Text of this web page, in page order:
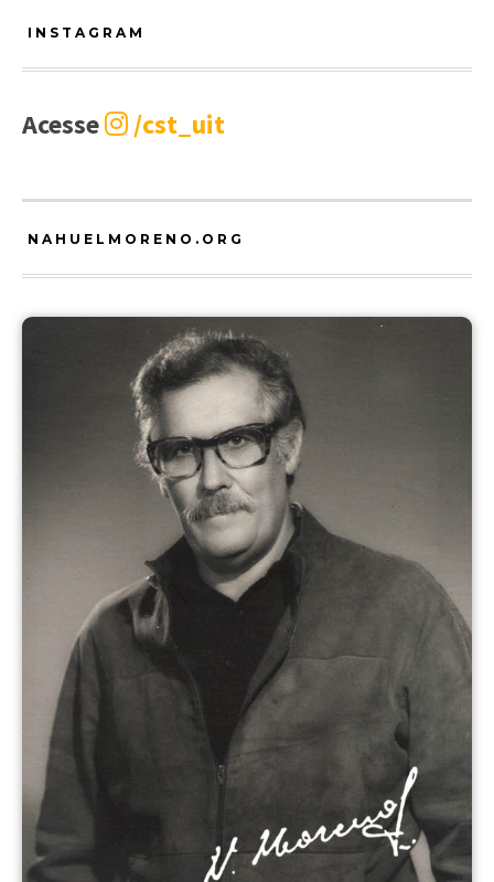
INSTAGRAM
Acesse /cst_uit
NAHUELMORENO.ORG